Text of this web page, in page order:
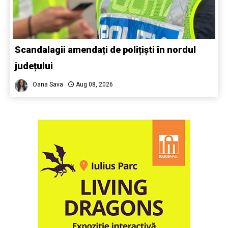
Scandalagii amendați de polițiști în nordul
județului
Oana Sava Aug 08, 2026